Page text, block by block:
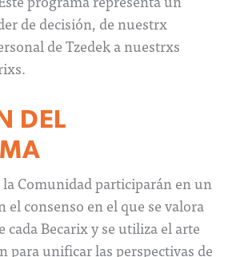
de decisión, de nuestrx
de Tzedek a nuestrxs
DEL
Comunidad participarán en un
el consenso en el que se valora
Becarix y se utiliza el arte
para unificar las perspectivas de